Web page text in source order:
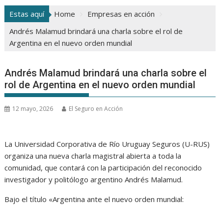
Estas aquí Home
Empresas en acción
Andrés Malamud brindará una charla sobre el rol de
Argentina en el nuevo orden mundial
Andrés Malamud brindará una charla sobre el
rol de Argentina en el nuevo orden mundial
12 mayo, 2026 El Seguro en Acción
La Universidad Corporativa de Río Uruguay Seguros (U-RUS)
organiza una nueva charla magistral abierta a toda la
comunidad, que contará con la participación del reconocido
investigador y politólogo argentino Andrés Malamud.
Bajo el título «Argentina ante el nuevo orden mundial: